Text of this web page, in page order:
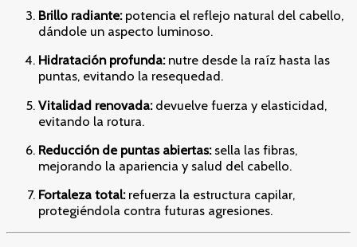
Brillo radiante:potencia el reflejo natural del cabello,
dándole un aspecto luminoso.
Hidratación profunda:nutre desde la raíz hasta las
puntas, evitando la resequedad.
Vitalidad renovada:devuelve fuerza y elasticidad,
evitando la rotura.
Reducción de puntas abiertas:sella las fibras,
mejorando la apariencia y salud del cabello.
Fortaleza total:refuerza la estructura capilar,
protegiéndola contra futuras agresiones.